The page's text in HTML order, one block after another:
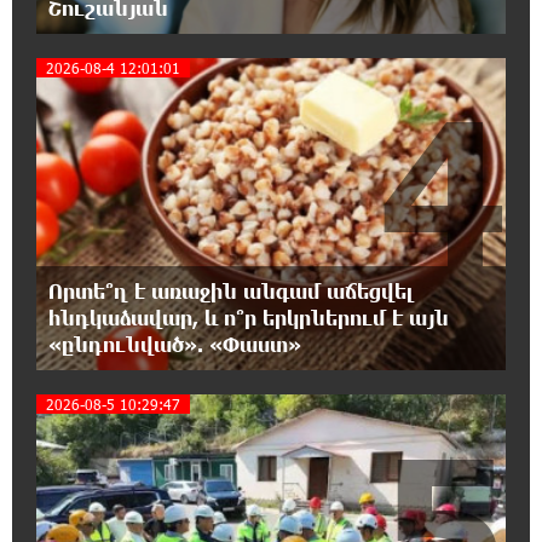
ցուցահանդեսը երկարաձգվել է մինչև
օգոստոսի 30-ը
19:55:28 8-08-2026
Որոնվում է նախաձեռնված քրեական
վարույթի շրջանակներում
19:37:10 8-08-2026
Փաշինյանն ու Թրամփը հեռախոսազրույց
են ունեցել
19:19:12 8-08-2026
Չհանե´ս խաչդ, Հայաստան աշխարհ․ Ուժեղ
19:18:03 8-08-2026
Սիցիլիայի օդանավակայանը փակվել է
Էթնա հրաբխի ժայթքման պատճառով
Շուշանյան
2026-08-4 12:01:01
Որտե՞ղ է առաջին անգամ աճեցվել
հնդկաձավար, և ո՞ր երկրներում է այն
«ընդունված». «Փաստ»
4
2026-08-5 10:29:47